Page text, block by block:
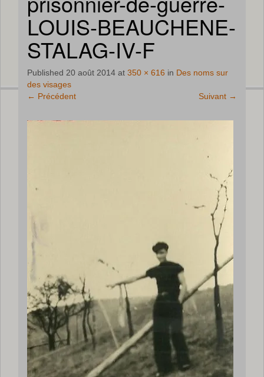
LOUIS-BEAUCHENE-
STALAG-IV-F
Published 20 août 2014 at 350 × 616 in Des noms sur
des visages
← Précédent Suivant →